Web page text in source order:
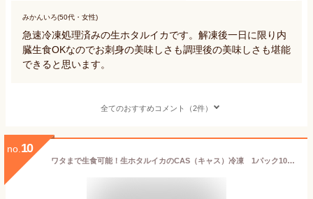
みかんいろ(50代・女性)
急速冷凍処理済みの生ホタルイカです。解凍後一日に限り内
臓生食OKなのでお刺身の美味しさも調理後の美味しさも堪能
できると思います。
全てのおすすめコメント（2件）
no. 10
ワタまで生食可能！生ホタルイカのCAS（キャス）冷凍 1パック10尾入り×2パック